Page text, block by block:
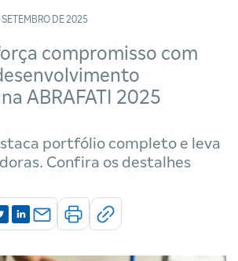
SETEMBRO DE 2025
compromisso com
ABRAFATI 2025
portfólio completo e leva
Confira os destalhes